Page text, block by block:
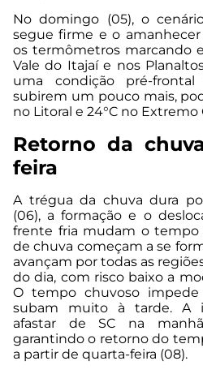
No domingo (05), o
segue firme e o
os termômetros marcando
Vale do Itajaí e nos
uma condição pré-
subirem um pouco mais,
no Litoral e 24°C no Extremo
Retorno da
feira
A trégua da chuva dura
(06), a formação e o
frente fria mudam o tempo
de chuva começam a se
avançam por todas as
do dia, com risco baixo a
O tempo chuvoso
subam muito à tarde. A
afastar de SC na
garantindo o retorno do
a partir de quarta-feira (08).